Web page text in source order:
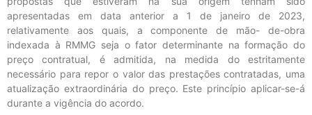
apresentadas em data anterior a 1 de janeiro de 2023,
relativamente aos quais, a componente de mão- de-obra
indexada à RMMG seja o fator determinante na formação do
preço contratual, é admitida, na medida do estritamente
necessário para repor o valor das prestações contratadas, uma
atualização extraordinária do preço. Este princípio aplicar-se-á
durante a vigência do acordo.